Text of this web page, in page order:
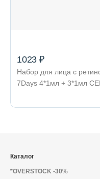
1023 ₽
Набор для лица с
7Days 4*1мл + 3*1мл
Каталог
*OVERSTOCK -30%